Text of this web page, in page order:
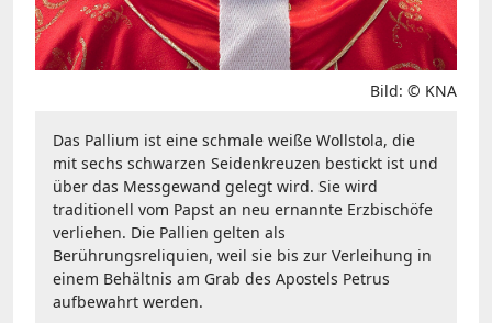
Bild: © KNA
Das Pallium ist eine schmale weiße Wollstola, die
mit sechs schwarzen Seidenkreuzen bestickt ist und
über das Messgewand gelegt wird. Sie wird
traditionell vom Papst an neu ernannte Erzbischöfe
verliehen. Die Pallien gelten als
Berührungsreliquien, weil sie bis zur Verleihung in
einem Behältnis am Grab des Apostels Petrus
aufbewahrt werden.